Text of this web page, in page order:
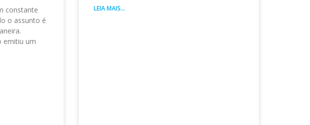
constante
o assunto é
emitiu um
LEIA MAIS...